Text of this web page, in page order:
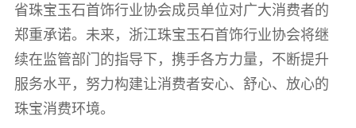
省珠宝玉石首饰行业协会成员单位对广大消费者的
郑重承诺。未来，浙江珠宝玉石首饰行业协会将继
续在监管部门的指导下，携手各方力量，不断提升
服务水平，努力构建让消费者安心、舒心、放心的
珠宝消费环境。